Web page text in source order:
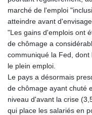
marché de l'emploi
atteindre avant
"Les gains d'emplois ont
de chômage a
communiqué la Fed,
le plein emploi.
Le pays a désormais
de chômage ayant chuté
niveau d'avant la crise
qui place les salariés en